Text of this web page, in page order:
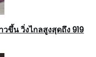
ขึ้น วิ่งไกลสูงสุดถึง 919